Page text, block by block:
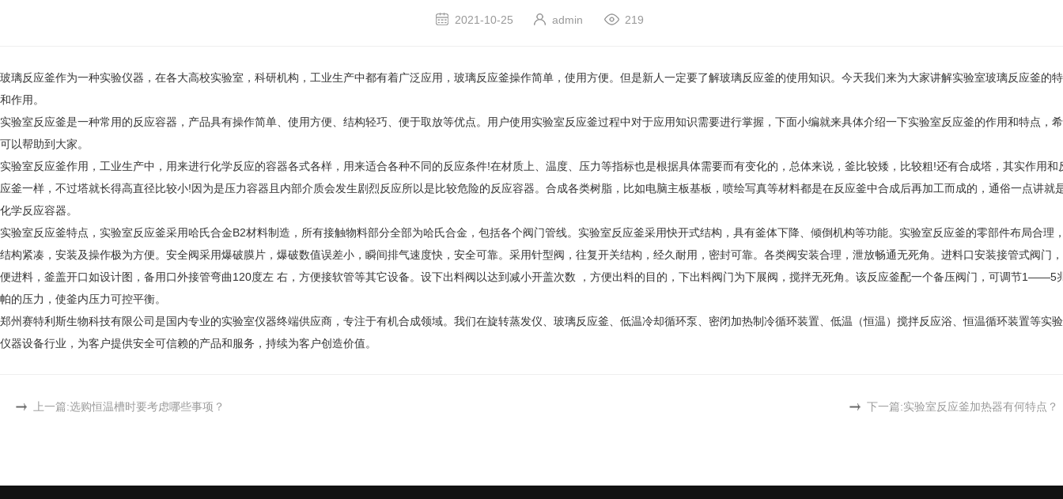
2021-10-25 admin 219
玻璃反应釜作为一种实验仪器，在各大高校实验室，科研机构，工业生产中都有着广泛应用，玻璃反应釜操作简单，使用方便。但是新人一定要了解玻璃反应釜的使用知识。今天我们来为大家讲解实验室玻璃反应釜的
和作用。
实验室反应釜是一种常用的反应容器，产品具有操作简单、使用方便、结构轻巧、便于取放等优点。用户使用实验室反应釜过程中对于应用知识需要进行掌握，下面小编就来具体介绍一下实验室反应釜的作用和特点，
可以帮助到大家。
实验室反应釜作用，工业生产中，用来进行化学反应的容器各式各样，用来适合各种不同的反应条件!在材质上、温度、压力等指标也是根据具体需要而有变化的，总体来说，釜比较矮，比较粗!还有合成塔，其实作用和
应釜一样，不过塔就长得高直径比较小!因为是压力容器且内部介质会发生剧烈反应所以是比较危险的反应容器。合成各类树脂，比如电脑主板基板，喷绘写真等材料都是在反应釜中合成后再加工而成的，通俗一点讲就
化学反应容器。
实验室反应釜特点，实验室反应釜采用哈氏合金B2材料制造，所有接触物料部分全部为哈氏合金，包括各个阀门管线。实验室反应釜采用快开式结构，具有釜体下降、倾倒机构等功能。实验室反应釜的零部件布局合理
结构紧凑，安装及操作极为方便。安全阀采用爆破膜片，爆破数值误差小，瞬间排气速度快，安全可靠。采用针型阀，往复开关结构，经久耐用，密封可靠。各类阀安装合理，泄放畅通无死角。进料口安装接管式阀门
便进料，釜盖开口如设计图，备用口外接管弯曲120度左 右，方便接软管等其它设备。设下出料阀以达到减小开盖次数 ，方便出料的目的，下出料阀门为下展阀，搅拌无死角。该反应釜配一个备压阀门，可调节1——5
帕的压力，使釜内压力可控平衡。
郑州赛特利斯生物科技有限公司是国内专业的实验室仪器终端供应商，专注于有机合成领域。我们在旋转蒸发仪、玻璃反应釜、低温冷却循环泵、密闭加热制冷循环装置、低温（恒温）搅拌反应浴、恒温循环装置等实
仪器设备行业，为客户提供安全可信赖的产品和服务，持续为客户创造价值。
上一篇:选购恒温槽时要考虑哪些事项？ 下一篇:实验室反应釜加热器有何特点？